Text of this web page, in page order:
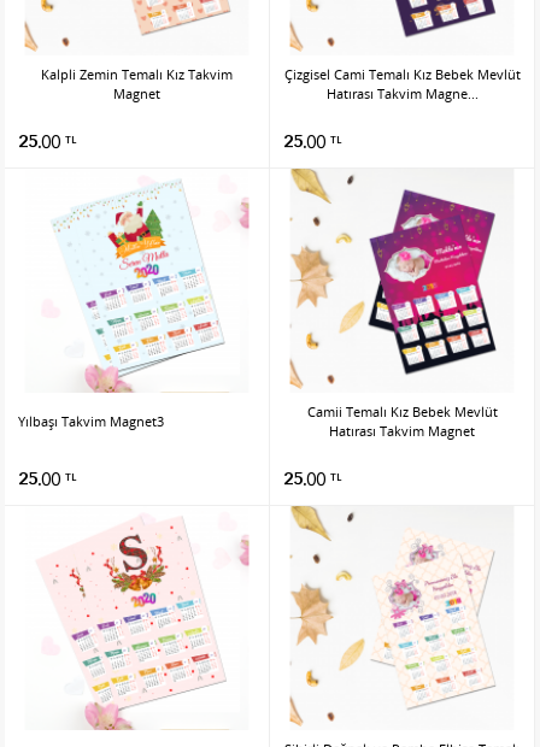
Kalpli Zemin Temalı Kız Takvim
Magnet
25.00 TL
Çizgisel Cami Temalı Kız Bebek Mevlüt
Hatırası Takvim Magne...
25.00 TL
Yılbaşı Takvim Magnet3
25.00 TL
Camii Temalı Kız Bebek Mevlüt
Hatırası Takvim Magnet
25.00 TL